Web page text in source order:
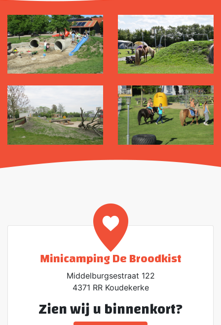
Minicamping De Broodkist
Middelburgsestraat 122
4371 RR Koudekerke
Zien wij u binnenkort?